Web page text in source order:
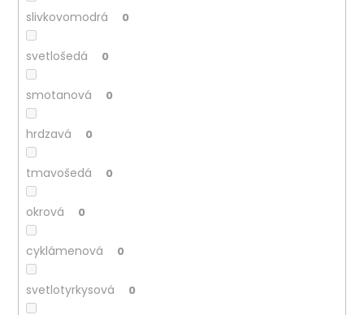
slivkovomodrá 0
svetlošedá 0
smotanová 0
hrdzavá 0
tmavošedá 0
okrová 0
cyklámenová 0
svetlotyrkysová 0